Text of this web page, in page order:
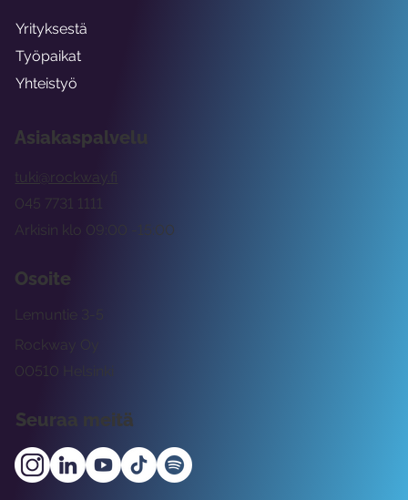
Asiakaspalvelu
tuki@rockway.fi
Arkisin klo 09:00 -15:00
045 7731 1111
Osoite
Rockway Oy
Lemuntie 3-5
00510 Helsinki
Seuraa meitä
Yrityksestä
Työpaikat
Yhteistyö